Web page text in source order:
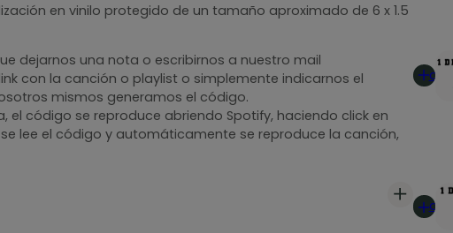
c
i
g
en vinilo protegido de un tamaño aproximado de 6 x 1.5
dejarnos una nota o escribirnos a nuestro mail
con la canción o playlist o simplemente indicarnos el
mismos generamos el código.
el código se reproduce abriendo Spotify, haciendo click en
lee el código y automáticamente se reproduce la canción,
al
al